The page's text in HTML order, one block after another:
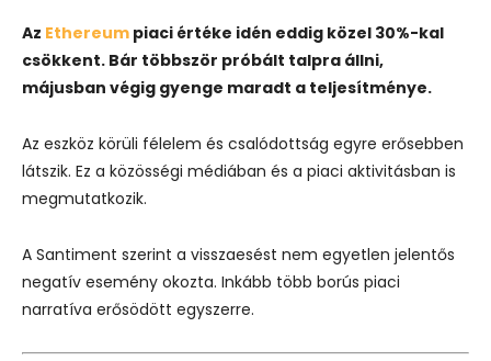
Az Ethereum piaci értéke idén eddig közel 30%-kal
csökkent. Bár többször próbált talpra állni,
májusban végig gyenge maradt a teljesítménye.
Az eszköz körüli félelem és csalódottság egyre erősebben
látszik. Ez a közösségi médiában és a piaci aktivitásban is
megmutatkozik.
A Santiment szerint a visszaesést nem egyetlen jelentős
negatív esemény okozta. Inkább több borús piaci
narratíva erősödött egyszerre.